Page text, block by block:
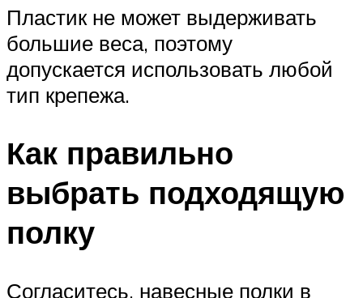
Пластик не может выдерживать
большие веса, поэтому
допускается использовать любой
тип крепежа.
Как правильно
выбрать подходящую
полку
Согласитесь, навесные полки в